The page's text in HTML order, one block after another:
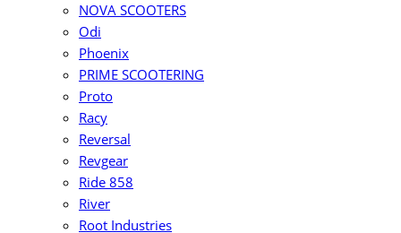
NOVA SCOOTERS
Odi
Phoenix
PRIME SCOOTERING
Proto
Racy
Reversal
Revgear
Ride 858
River
Root Industries